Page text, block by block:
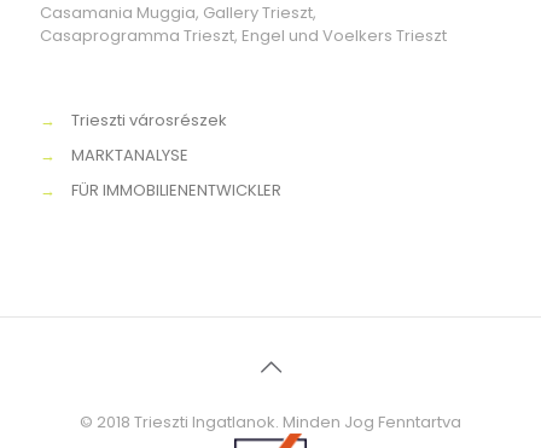
Casamania Muggia, Gallery Trieszt,
Casaprogramma Trieszt, Engel und Voelkers Trieszt
→
Trieszti városrészek
→
MARKTANALYSE
→
FÜR IMMOBILIENENTWICKLER
© 2018 Trieszti Ingatlanok. Minden Jog Fenntartva